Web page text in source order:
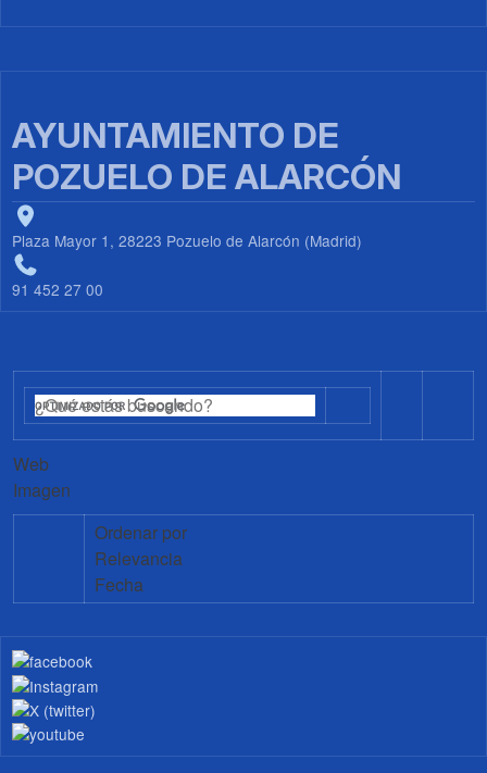
AYUNTAMIENTO DE
POZUELO DE ALARCÓN
Plaza Mayor 1, 28223 Pozuelo de Alarcón (Madrid)
91 452 27 00
Web
Imagen
Ordenar por
Relevancia
Fecha